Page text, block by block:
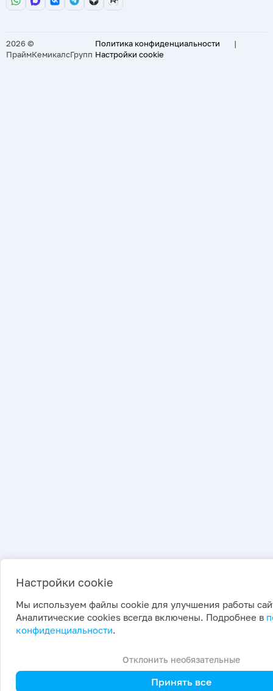
2026 ©
ПраймКемикалсГрупп
Политика конфиденциальности
|
Настройки cookie
Настройки cookie
Мы используем файлы cookie для улучшения работы
Аналитические cookies всегда включены. Подробнее в
конфиденциальности.
Отклонить необязательные
Принять все